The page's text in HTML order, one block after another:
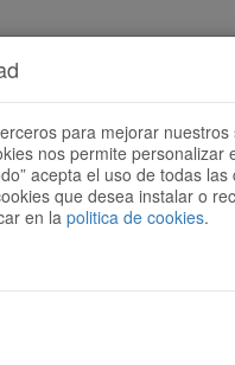
de rutes Vols
para mejorar
nos permite
acepta el uso de todas
que desea instalar o
en lapolitica de cookies.